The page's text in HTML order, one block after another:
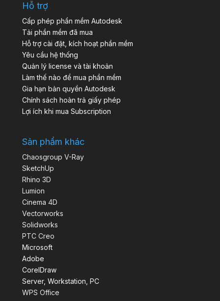
Hỗ trợ
Cấp phép phần mềm Autodesk
Tải phần mềm đã mua
Hỗ trợ cài đặt, kích hoạt phần mềm
Yêu cầu hệ thống
Quản lý license và tài khoản
Làm thế nào để mua phần mềm
Gia hạn bản quyền Autodesk
Chính sách hoàn trả giấy phép
Lợi ích khi mua Subscription
Sản phẩm khác
Chaosgroup V-Ray
SketchUp
Rhino 3D
Lumion
Cinema 4D
Vectorworks
Solidworks
PTC Creo
Microsoft
Adobe
CorelDraw
Server, Workstation, PC
WPS Office